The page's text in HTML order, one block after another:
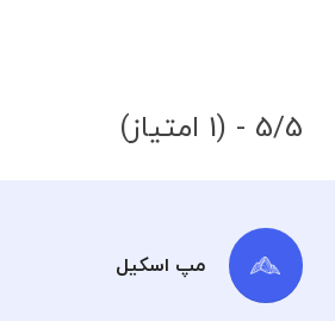
5/5 - (1 امتیاز)
مپ اسکیل